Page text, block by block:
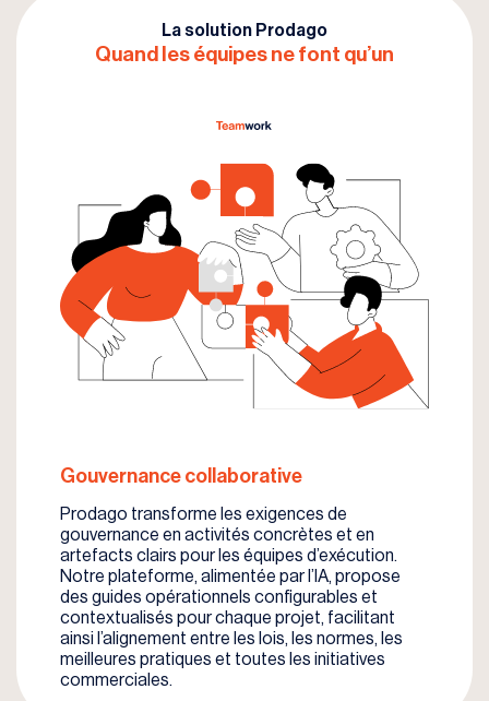
La solution Prodago
Quand les équipes ne font qu’un
Gouvernance collaborative
Prodago transforme les exigences de
gouvernance en activités concrètes et en
artefacts clairs pour les équipes d’exécution.
Notre plateforme, alimentée par l’IA, propose
des guides opérationnels configurables et
contextualisés pour chaque projet, facilitant
ainsi l’alignement entre les lois, les normes, les
meilleures pratiques et toutes les initiatives
commerciales.